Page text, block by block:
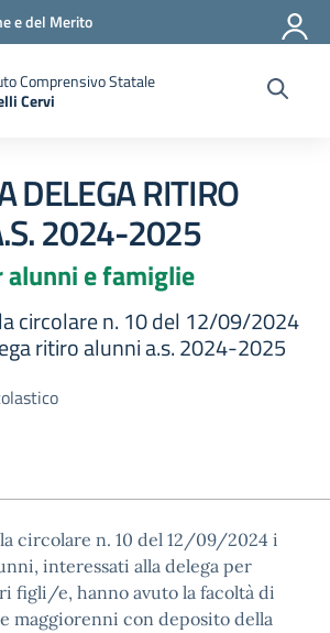
e del Merito
Comprensivo Statale
Cervi
DELEGA RITIRO
2024-2025
alunni e famiglie
circolare n. 10 del 12/09/2024
ritiro alunni a.s. 2024-2025
circolare n. 10 del 12/09/2024 i
interessati alla delega per
figli/e, hanno avuto la facoltà di
maggiorenni con deposito della